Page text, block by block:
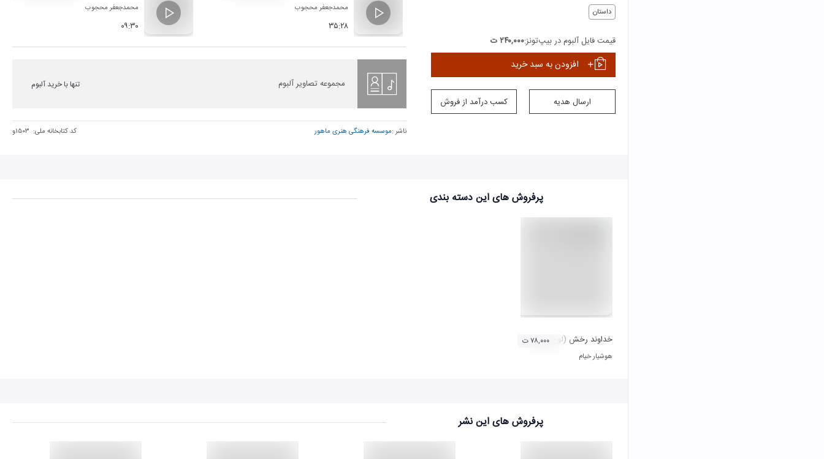
داستان
قیمت فایل آلبوم در بیپ‌تونز:۲۴۰,۰۰۰ ت
افزودن به سبد خرید
ارسال هدیه کسب درآمد از فروش
محمدجعفر محجوب
۳۵:۲۸
محمدجعفر محجوب
۰۹:۳۰
مجموعه تصاویر آلبوم تنها با خرید آلبوم
ناشر :موسسه فرهنگی هنری ماهور کد کتابخانه ملی: ۱۵۰۳و
پرفروش های این دسته بندی
خداوند رخش (لوح اول - روایت کامل)
هوشیار خیام
۷۸,۰۰۰ ت
پرفروش های این نشر